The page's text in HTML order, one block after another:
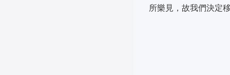
所樂見，故我們決定